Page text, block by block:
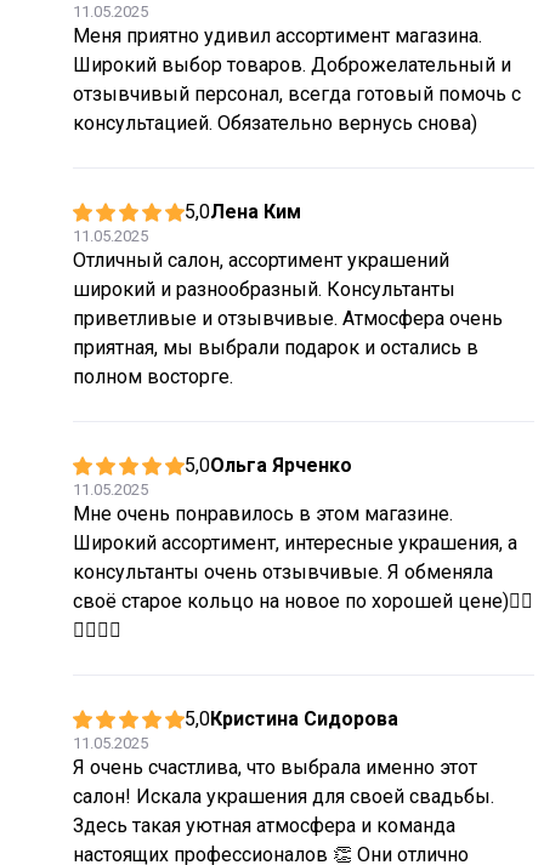
11.05.2025
Меня приятно удивил ассортимент магазина.
Широкий выбор товаров. Доброжелательный и
отзывчивый персонал, всегда готовый помочь с
консультацией. Обязательно вернусь снова)
5,0Лена Ким
11.05.2025
Отличный салон, ассортимент украшений
широкий и разнообразный. Консультанты
приветливые и отзывчивые. Атмосфера очень
приятная, мы выбрали подарок и остались в
полном восторге.
5,0Ольга Ярченко
11.05.2025
Мне очень понравилось в этом магазине.
Широкий ассортимент, интересные украшения, а
консультанты очень отзывчивые. Я обменяла
своё старое кольцо на новое по хорошей цене)👍🏽
👍🏽👍🏽
5,0Кристина Сидорова
11.05.2025
Я очень счастлива, что выбрала именно этот
салон! Искала украшения для своей свадьбы.
Здесь такая уютная атмосфера и команда
настоящих профессионалов 👏 Они отлично